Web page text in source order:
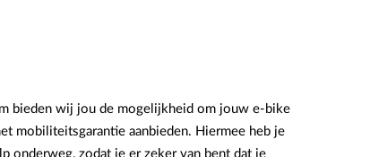
bieden wij jou de mogelijkheid om jouw e-bike
mobiliteitsgarantie aanbieden. Hiermee heb je
onderweg, zodat je er zeker van bent dat je